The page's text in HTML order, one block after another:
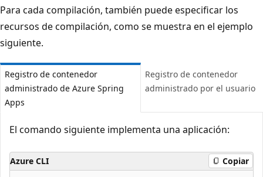
Para cada compilación, también puede especificar los
recursos de compilación, como se muestra en el ejemplo
siguiente.
Registro de contenedor
administrado de Azure Spring
Apps
Registro de contenedor
administrado por el usuario
El comando siguiente implementa una aplicación:
Azure CLI Copiar